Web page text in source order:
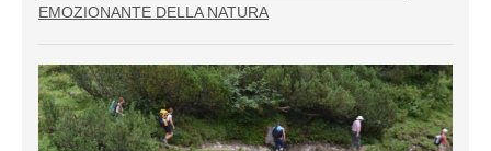
EMOZIONANTE DELLA NATURA